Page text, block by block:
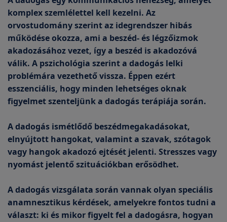
komplex szemlélettel kell kezelni. Az
orvostudomány szerint az idegrendszer hibás
működése okozza, ami a beszéd- és légzőizmok
akadozásához vezet, így a beszéd is akadozóvá
válik. A pszichológia szerint a dadogás lelki
problémára vezethető vissza. Éppen ezért
esszenciális, hogy minden lehetséges oknak
figyelmet szenteljünk a dadogás terápiája során.
A dadogás ismétlődő beszédmegakadásokat,
elnyújtott hangokat, valamint a szavak, szótagok
vagy hangok akadozó ejtését jelenti. Stresszes vagy
nyomást jelentő szituációkban erősödhet.
A dadogás vizsgálata során vannak olyan speciális
anamnesztikus kérdések, amelyekre fontos tudni a
választ: ki és mikor figyelt fel a dadogásra, hogyan